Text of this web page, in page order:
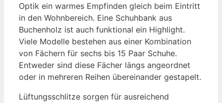
Optik ein warmes Empfinden gleich beim Eintritt
in den Wohnbereich. Eine Schuhbank aus
Buchenholz ist auch funktional ein Highlight.
Viele Modelle bestehen aus einer Kombination
von Fächern für sechs bis 15 Paar Schuhe.
Entweder sind diese Fächer längs angeordnet
oder in mehreren Reihen übereinander gestapelt.
Lüftungsschlitze sorgen für ausreichend